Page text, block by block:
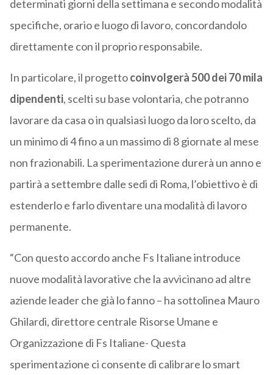
determinati giorni della settimana e secondo modalità
specifiche, orario e luogo di lavoro, concordandolo
direttamente con il proprio responsabile.
In particolare, il progettocoinvolgerà 500 dei 70 mila
dipendenti, scelti su base volontaria, che potranno
lavorare da casa o in qualsiasi luogo da loro scelto, da
un minimo di 4 fino a un massimo di 8 giornate al mese
non frazionabili. La sperimentazione durerà un anno e
partirà a settembre dalle sedi di Roma, l’obiettivo è di
estenderlo e farlo diventare una modalità di lavoro
permanente.
“Con questo accordo anche Fs Italiane introduce
nuove modalità lavorative che la avvicinano ad altre
aziende leader che già lo fanno – ha sottolinea Mauro
Ghilardi, direttore centrale Risorse Umane e
Organizzazione di Fs Italiane- Questa
sperimentazione ci consente di calibrare lo smart